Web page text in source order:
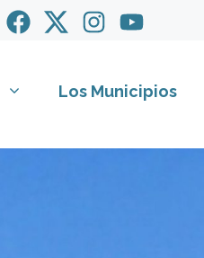
Los Municipios